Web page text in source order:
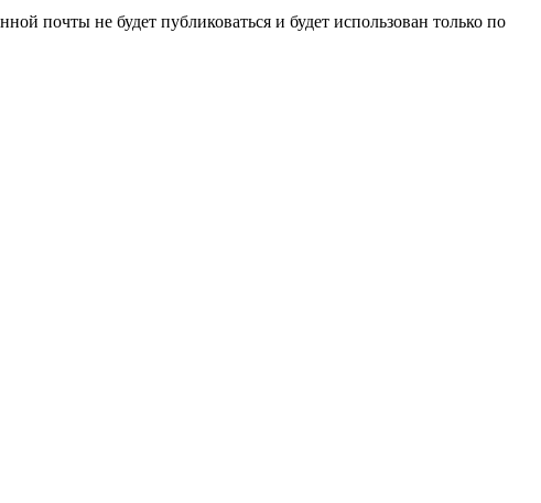
почты не будет публиковаться и будет использован только по